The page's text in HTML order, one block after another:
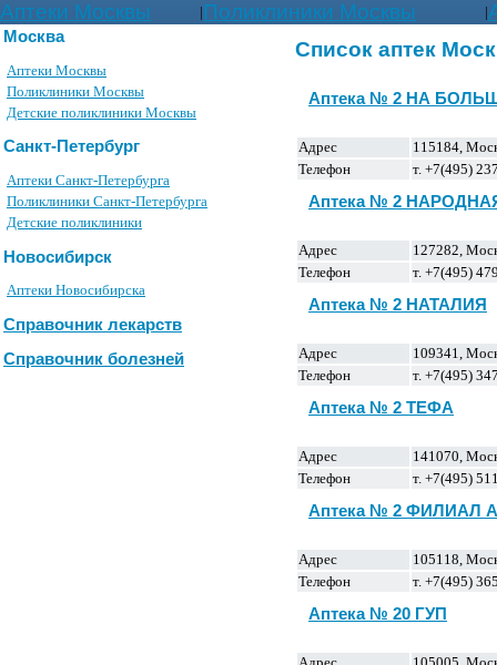
Аптеки Москвы |Поликлиники Москвы |
Москва
Аптеки Москвы
Поликлиники Москвы
Детские поликлиники Москвы
Санкт-Петербург
Аптеки Санкт-Петербурга
Поликлиники Санкт-Петербурга
Детские поликлиники
Новосибирск
Аптеки Новосибирска
Справочник лекарств
Справочник болезней
Список аптек
Аптека № 2 НА
Адрес
115184,
Телефон
т. +7(495)
Аптека № 2
Адрес
127282,
Телефон
т. +7(495)
Аптека № 2 НАТАЛИЯ
Адрес
109341,
Телефон
т. +7(495)
Аптека № 2 ТЕФА
Адрес
141070,
Телефон
т. +7(495)
Аптека № 2 ФИЛИАЛ
Адрес
105118,
Телефон
т. +7(495)
Аптека № 20 ГУП
Адрес
105005,